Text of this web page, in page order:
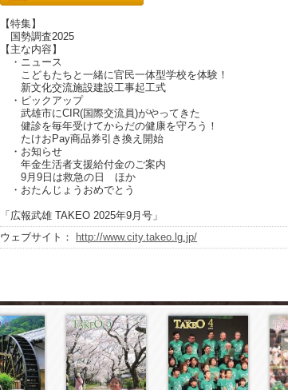
【特集】
国勢調査2025
【主な内容】
・ニュース
こどもたちと一緒に官民一体型学校を体験！
新文化交流施設建設工事起工式
・ピックアップ
武雄市にCIR(国際交流員)がやってきた
健診を毎年受けてからだの健康を守ろう！
たけおPay商品券引き換え開始
・お知らせ
年金生活者支援給付金のご案内
9月9日は救急の日 ほか
・おたんじょうおめでとう
「広報武雄 TAKEO 2025年9月号」
ウェブサイト： http://www.city.takeo.lg.jp/